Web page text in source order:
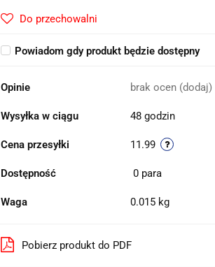
Do przechowalni
Powiadom gdy produkt będzie dostępny
Opinie brak ocen (dodaj)
Wysyłka w ciągu 48 godzin
Cena przesyłki 11.99
Dostępność 0 para
Waga 0.015 kg
Pobierz produkt do PDF